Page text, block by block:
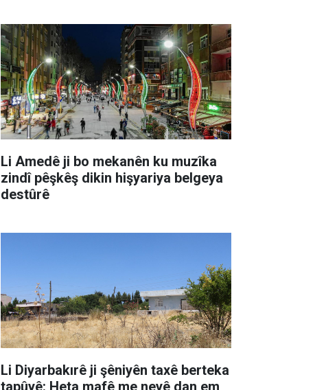
Li Amedê ji bo mekanên ku muzîka
zindî pêşkêş dikin hişyariya belgeya
destûrê
Li Diyarbakırê ji şêniyên taxê berteka
tapûyê: Heta mafê me neyê dan em